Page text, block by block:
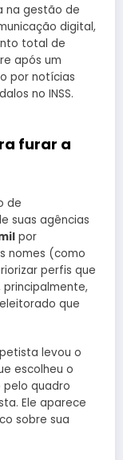
na gestão de
digital,
total de
após um
por notícias
no INSS.
furar a
de
suas agências
por
nomes (como
perfis que
que
levou o
escolheu o
pelo quadro
Ele aparece
sobre sua